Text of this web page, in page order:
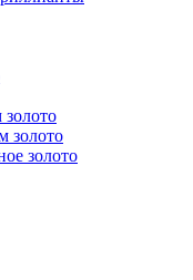
золото
золото